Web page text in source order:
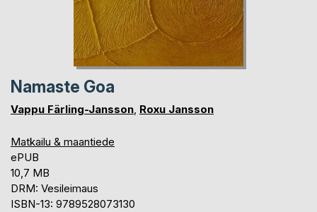
Namaste Goa
Vappu Färling-Jansson, Roxu Jansson
Matkailu & maantiede
ePUB
10,7 MB
DRM: Vesileimaus
ISBN-13: 9789528073130